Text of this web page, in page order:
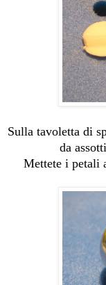
Sulla tavoletta di
da
Mettete i petali